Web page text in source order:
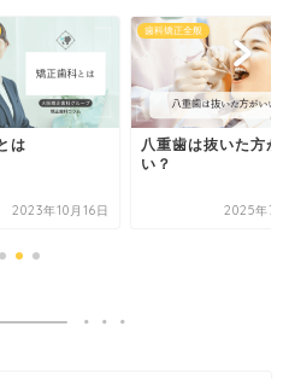
歯科矯正全般
八重歯は抜いた方がい
2025年7月28日
歯科矯正全般
インプラ